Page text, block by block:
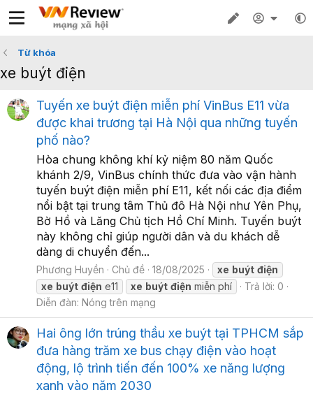
Từ khóa
xe buýt điện
Tuyến xe buýt điện miễn phí VinBus E11 vừa
được khai trương tại Hà Nội qua những tuyến
phố nào?
Hòa chung không khí kỷ niệm 80 năm Quốc
khánh 2/9, VinBus chính thức đưa vào vận hành
tuyến buýt điện miễn phí E11, kết nối các địa điểm
nổi bật tại trung tâm Thủ đô Hà Nội như Yên Phụ,
Bờ Hồ và Lăng Chủ tịch Hồ Chí Minh. Tuyến buýt
này không chỉ giúp người dân và du khách dễ
dàng di chuyển đến...
Phương Huyền Chủ đề 18/08/2025 xe buýt điện
xe buýt điện e11 xe buýt điện miễn phí
Trả lời: 0
Diễn đàn: Nóng trên mạng
Hai ông lớn trúng thầu xe buýt tại TPHCM sắp
đưa hàng trăm xe bus chạy điện vào hoạt
động, lộ trình tiến đến 100% xe năng lượng
xanh vào năm 2030